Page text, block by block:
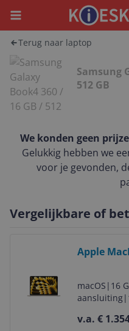
Menu
Terug naar laptop
Samsung
512 GB
We konden geen
Gelukkig hebben we
voor je gevonden,
Vergelijkbare of
Apple
macOS | 16
aansluiting|
v.a. €